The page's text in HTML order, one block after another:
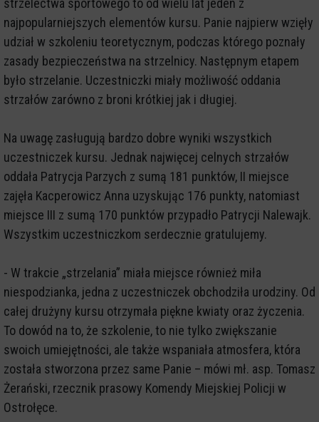
strzelectwa sportowego to od wielu lat jeden z
najpopularniejszych elementów kursu. Panie najpierw wzięły
udział w szkoleniu teoretycznym, podczas którego poznały
zasady bezpieczeństwa na strzelnicy. Następnym etapem
było strzelanie. Uczestniczki miały możliwość oddania
strzałów zarówno z broni krótkiej jak i długiej.
Na uwagę zasługują bardzo dobre wyniki wszystkich
uczestniczek kursu. Jednak najwięcej celnych strzałów
oddała Patrycja Parzych z sumą 181 punktów, II miejsce
zajęła Kacperowicz Anna uzyskując 176 punkty, natomiast
miejsce III z sumą 170 punktów przypadło Patrycji Nalewajk.
Wszystkim uczestniczkom serdecznie gratulujemy.
- W trakcie „strzelania” miała miejsce również miła
niespodzianka, jedna z uczestniczek obchodziła urodziny. Od
całej drużyny kursu otrzymała piękne kwiaty oraz życzenia.
To dowód na to, że szkolenie, to nie tylko zwiększanie
swoich umiejętności, ale także wspaniała atmosfera, która
została stworzona przez same Panie – mówi mł. asp. Tomasz
Żerański, rzecznik prasowy Komendy Miejskiej Policji w
Ostrołęce.